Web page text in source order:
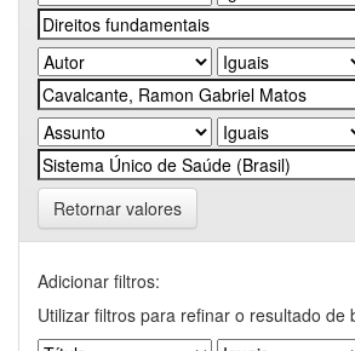
Retornar valores
Adicionar filtros:
Utilizar filtros para refinar o resultado de